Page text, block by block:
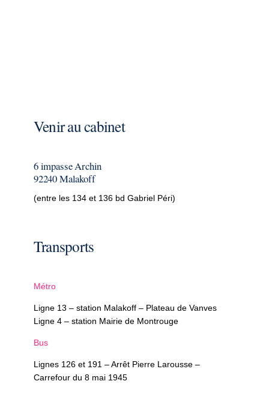
Venir au cabinet
6 impasse Archin
92240 Malakoff
(entre les 134 et 136 bd Gabriel Péri)
Transports
Métro
Ligne 13 – station Malakoff – Plateau de Vanves
Ligne 4 – station Mairie de Montrouge
Bus
Lignes 126 et 191 – Arrêt Pierre Larousse –
Carrefour du 8 mai 1945